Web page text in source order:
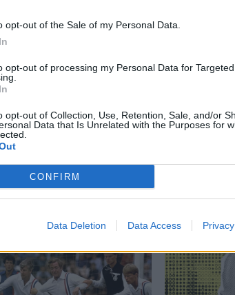
opt-out of the Sale of my Personal Data.
opt-out of processing my Personal Data for Targeted
opt-out of Collection, Use, Retention, Sale, and/or
Data that Is Unrelated with the Purposes for
CONFIRM
Data Deletion Data Access
,Audrey Hepburn,Unicef ,Αντρέα Ντότι,Γκρέκορι Πεκ
,Όντρεϊ Χέπμπορν
Δείτε επίσης